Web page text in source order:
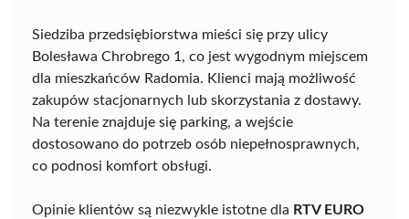
Siedziba przedsiębiorstwa mieści się przy ulicy
Bolesława Chrobrego 1, co jest wygodnym miejscem
dla mieszkańców Radomia. Klienci mają możliwość
zakupów stacjonarnych lub skorzystania z dostawy.
Na terenie znajduje się parking, a wejście
dostosowano do potrzeb osób niepełnosprawnych,
co podnosi komfort obsługi.
Opinie klientów są niezwykle istotne dla RTV EURO